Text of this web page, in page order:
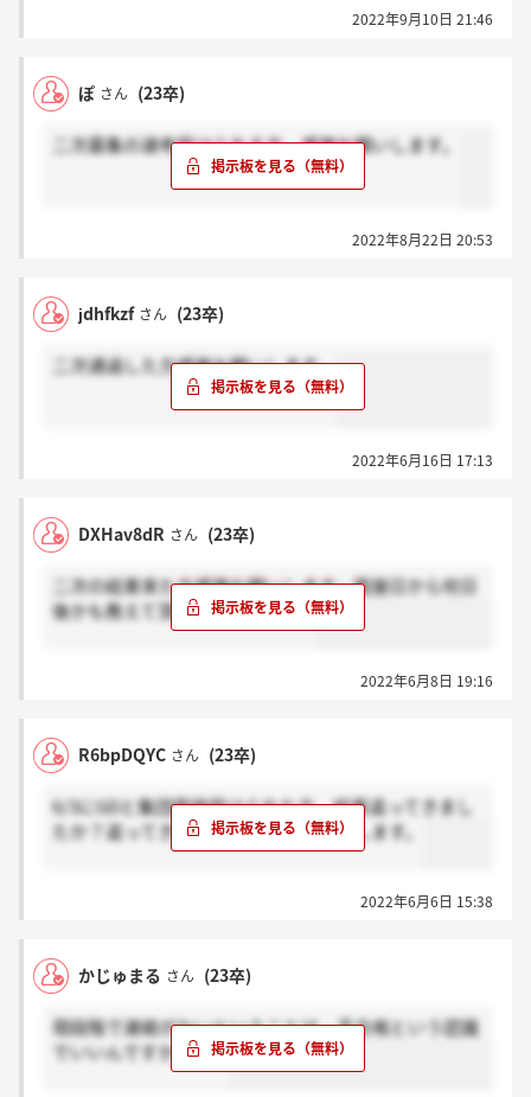
2022年9月10日 21:46
ぽ さん (23卒)
二次募集の選考受けられる方、感謝お願いします。
2022年8月22日 20:53
jdhfkzf さん (23卒)
二次通過した方感謝お願いします。
2022年6月16日 17:13
DXHav8dR さん (23卒)
二次の結果来た方感謝お願いします。面接日から何日
後かも教えて頂ければ幸いです。
2022年6月8日 19:16
R6bpDQYC さん (23卒)
6/3にGDと集団面接受けられた方、結果返ってきまし
たか？返ってきた方いれば感謝お願いします。
2022年6月6日 15:38
かじゅまる さん (23卒)
現段階で連絡がないということは、不合格という認識
でいいんですかね…？